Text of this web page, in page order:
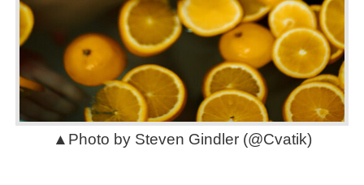
▲Photo by Steven Gindler (@Cvatik)